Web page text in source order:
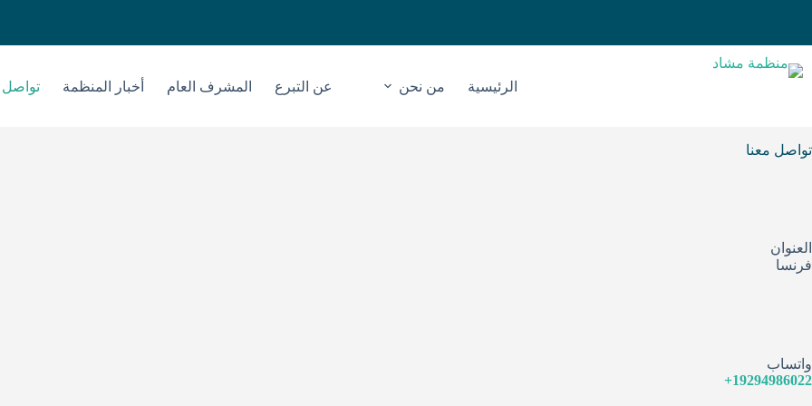
الرئيسية من نحن عن التبرع المشرف العام أخبار المنظمة تواصل
تواصل معنا
العنوان
فرنسا
واتساب
‪+19294986022